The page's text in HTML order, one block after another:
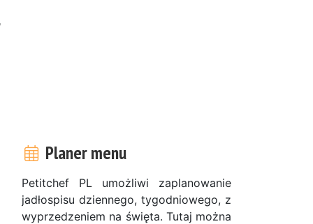
Planer menu
Petitchef PL umożliwi zaplanowanie
jadłospisu dziennego, tygodniowego, z
wyprzedzeniem na święta. Tutaj można